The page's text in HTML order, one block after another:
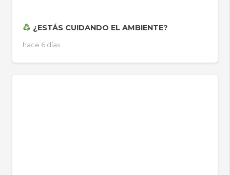
¿ESTÁS CUIDANDO EL AMBIENTE?
hace 6 días